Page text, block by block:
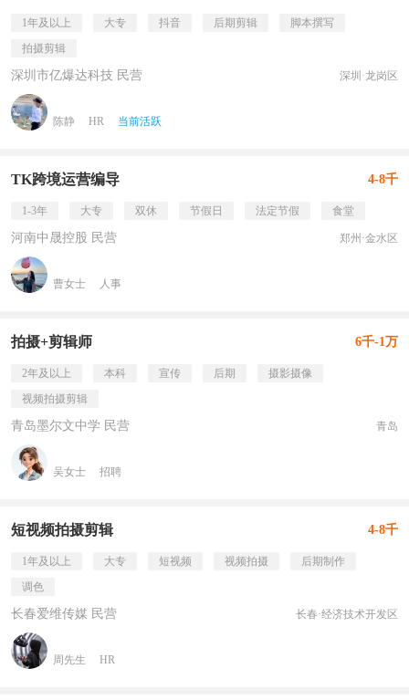
1年及以上 大专 抖音 后期剪辑
脚本撰写
拍摄剪辑
深圳市亿爆达科技 民营 深圳·龙岗区
陈静 HR 当前活跃
TK跨境运营编导 4-8千
1-3年 大专 双休 节假日 法定节假 食堂
河南中晟控股 民营 郑州·金水区
曹女士 人事
拍摄+剪辑师 6千-1万
2年及以上 本科 宣传 后期
摄影摄像
视频拍摄剪辑
青岛墨尔文中学 民营 青岛
吴女士 招聘
短视频拍摄剪辑 4-8千
1年及以上 大专 短视频 视频拍摄
后期制作
调色
长春爱维传媒 民营 长春·经济技术开发区
周先生 HR